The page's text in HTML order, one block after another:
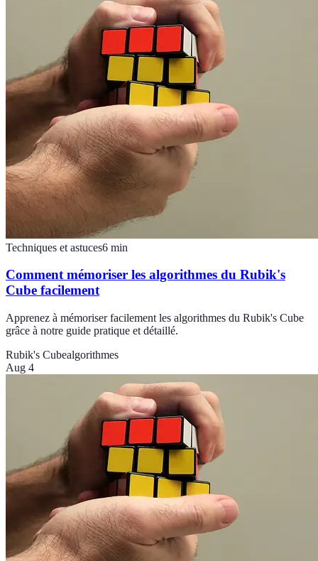
Techniques et astuces6 min
Comment mémoriser les algorithmes du Rubik's
Cube facilement
Apprenez à mémoriser facilement les algorithmes du Rubik's Cube
grâce à notre guide pratique et détaillé.
Rubik's Cubealgorithmes
Aug 4